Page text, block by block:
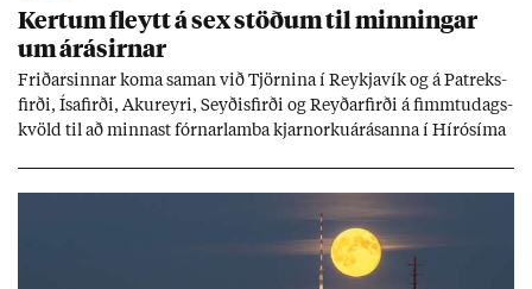
Kert­um fleytt á sex stöð­um til minn­ing­ar
um árás­irn­ar
Frið­arsinn­ar koma sam­an við Tjörn­ina í Reykja­vík og á Pat­reks­
firði, Ísa­firði, Ak­ur­eyri, Seyð­is­firði og Reyð­ar­firði á fimmtu­dags­
kvöld til að minn­ast fórn­ar­lamba kjarn­orku­árás­anna í Hírósíma